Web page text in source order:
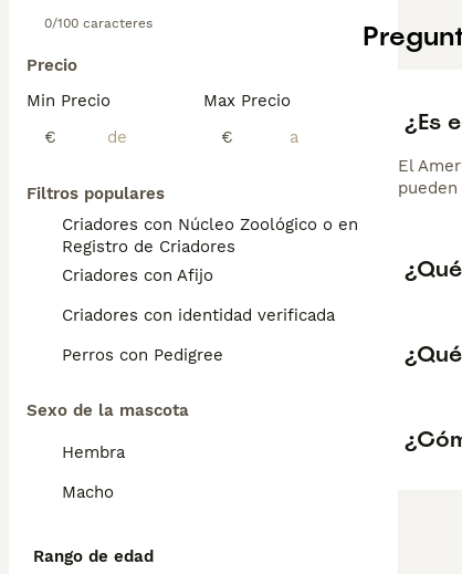
0/100 caracteres
Precio
Min Precio
€
Max Precio
€
Filtros populares
Criadores con Núcleo Zoológico o en el
Registro de Criadores
Criadores con Afijo
Criadores con identidad verificada
Perros con Pedigree
Sexo de la mascota
Hembra
Macho
Rango de edad
¿Es
El